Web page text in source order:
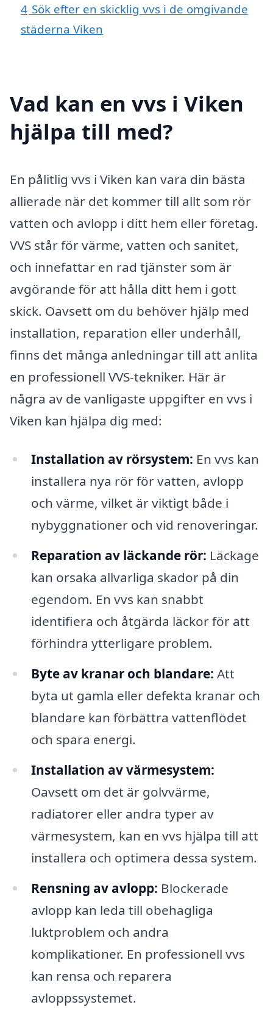
4 Sök efter en skicklig vvs i de omgivande
städerna Viken
Vad kan en vvs i Viken
hjälpa till med?
En pålitlig vvs i Viken kan vara din bästa
allierade när det kommer till allt som rör
vatten och avlopp i ditt hem eller företag.
VVS står för värme, vatten och sanitet,
och innefattar en rad tjänster som är
avgörande för att hålla ditt hem i gott
skick. Oavsett om du behöver hjälp med
installation, reparation eller underhåll,
finns det många anledningar till att anlita
en professionell VVS-tekniker. Här är
några av de vanligaste uppgifter en vvs i
Viken kan hjälpa dig med:
Installation av rörsystem: En vvs kan
installera nya rör för vatten, avlopp
och värme, vilket är viktigt både i
nybyggnationer och vid renoveringar.
Reparation av läckande rör: Läckage
kan orsaka allvarliga skador på din
egendom. En vvs kan snabbt
identifiera och åtgärda läckor för att
förhindra ytterligare problem.
Byte av kranar och blandare: Att
byta ut gamla eller defekta kranar och
blandare kan förbättra vattenflödet
och spara energi.
Installation av värmesystem:
Oavsett om det är golvvärme,
radiatorer eller andra typer av
värmesystem, kan en vvs hjälpa till att
installera och optimera dessa system.
Rensning av avlopp: Blockerade
avlopp kan leda till obehagliga
luktproblem och andra
komplikationer. En professionell vvs
kan rensa och reparera
avloppssystemet.